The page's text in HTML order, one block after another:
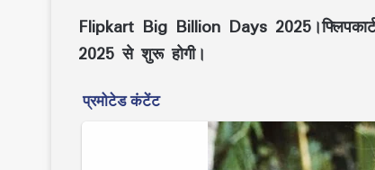
Flipkart Big Billion Days 2025।
2025 से शुरू होगी।